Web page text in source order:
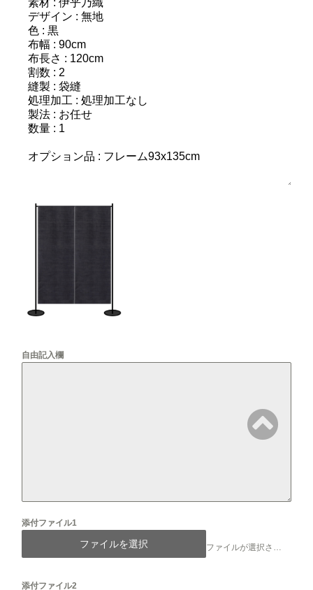
自由記入欄
添付ファイル1
ファイルを選択 ファイルが選択されていません
添付ファイル2